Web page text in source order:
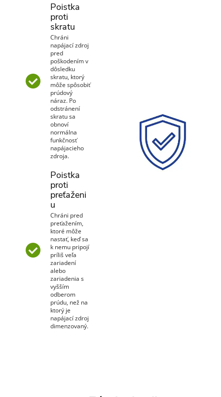
Poistka
proti
skratu
Chráni
napájací zdroj
pred
poškodením v
dôsledku
skratu, ktorý
môže spôsobiť
prúdový
náraz. Po
odstránení
skratu sa
obnoví
normálna
funkčnosť
napájacieho
zdroja.
Poistka
proti
preťaženi
u
Chráni pred
preťažením,
ktoré môže
nastať, keď sa
k nemu pripojí
príliš veľa
zariadení
alebo
zariadenia s
vyšším
odberom
prúdu, než na
ktorý je
napájací zdroj
dimenzovaný.